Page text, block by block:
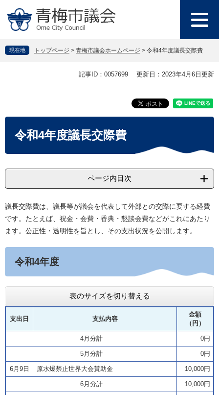
先
頭
を
飛
へ
現在地 トップページ > 青梅市議会ホームページ > 令和4年度議長交際費
記事ID：0057699 更新日：2023年4月6日更新
令和4年度議長交際費
ページ内目次
議長交際費は、議長等が議会を代表して外部との交際に要する経費
です。たとえば、祝金・会費・香典・懇談会費などがこれにあたり
ます。公正性・透明性を旨とし、その支出状況を公開します。
令和4年度
表のサイズを切り替える
支出日 支払内容
金額
（円）
4月分計 0円
5月分計 0円
6月9日 原水爆禁止世界大会賛助金 10,000円
6月分計 10,000円